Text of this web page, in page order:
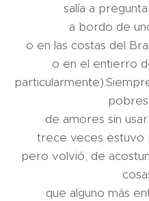
salía a
a bordo de
o en las costas del
o en el entierro
de amores sin
trece veces estuvo
pero volvió, de
que alguno más